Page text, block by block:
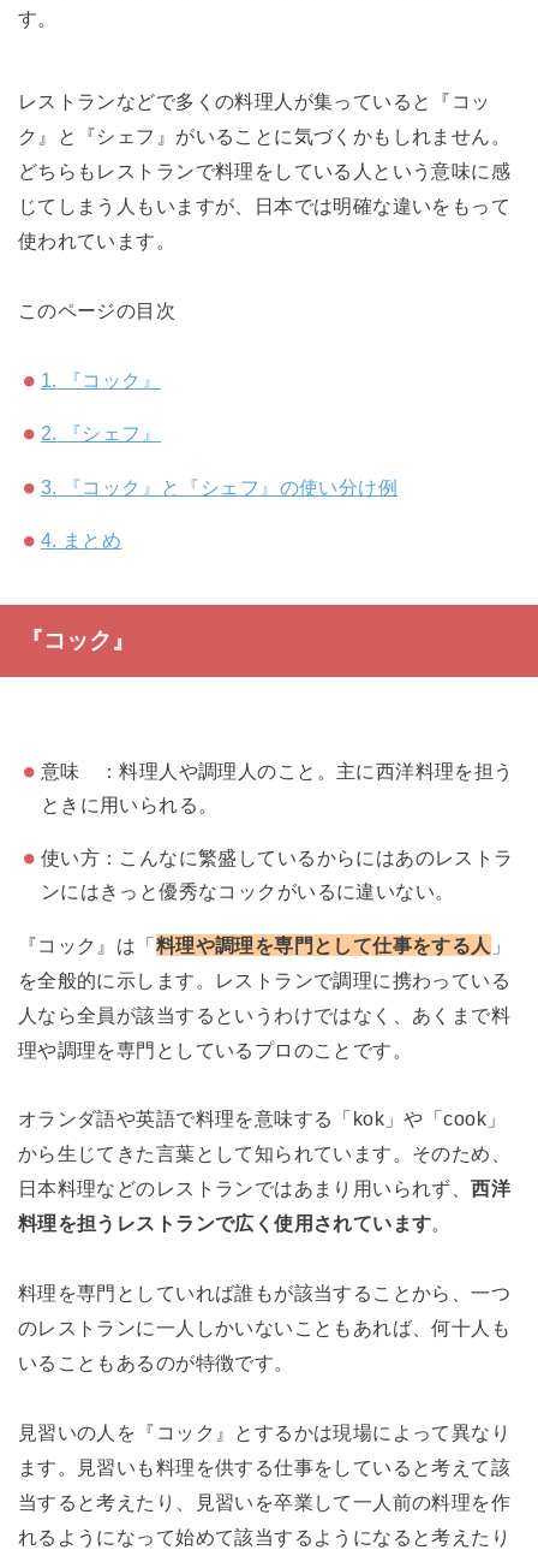
す。
レストランなどで多くの料理人が集っていると『コッ
ク』と『シェフ』がいることに気づくかもしれません。
どちらもレストランで料理をしている人という意味に感
じてしまう人もいますが、日本では明確な違いをもって
使われています。
このページの目次
1. 『コック』
2. 『シェフ』
3. 『コック』と『シェフ』の使い分け例
4. まとめ
『コック』
意味 ：料理人や調理人のこと。主に西洋料理を担う
ときに用いられる。
使い方：こんなに繁盛しているからにはあのレストラ
ンにはきっと優秀なコックがいるに違いない。
『コック』は「料理や調理を専門として仕事をする人 」
を全般的に示します。レストランで調理に携わっている
人なら全員が該当するというわけではなく、あくまで料
理や調理を専門としているプロのことです。
オランダ語や英語で料理を意味する「kok」や「cook」
から生じてきた言葉として知られています。そのため、
日本料理などのレストランではあまり用いられず、西洋
料理を担うレストランで広く使用されています。
料理を専門としていれば誰もが該当することから、一つ
のレストランに一人しかいないこともあれば、何十人も
いることもあるのが特徴です。
見習いの人を『コック』とするかは現場によって異なり
ます。見習いも料理を供する仕事をしていると考えて該
当すると考えたり、見習いを卒業して一人前の料理を作
れるようになって始めて該当するようになると考えたり